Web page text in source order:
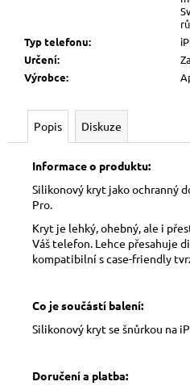
Typ telefonu:
Určení:
Výrobce:
Popis Diskuze
Informace o produktu:
Silikonový kryt jako ochranný
Pro.
Kryt je lehký, ohebný, ale i
Váš telefon. Lehce přesahuje
kompatibilní s case-friendly
Co je součástí balení:
Silikonový kryt se šnůrkou na
Doručení a platba: